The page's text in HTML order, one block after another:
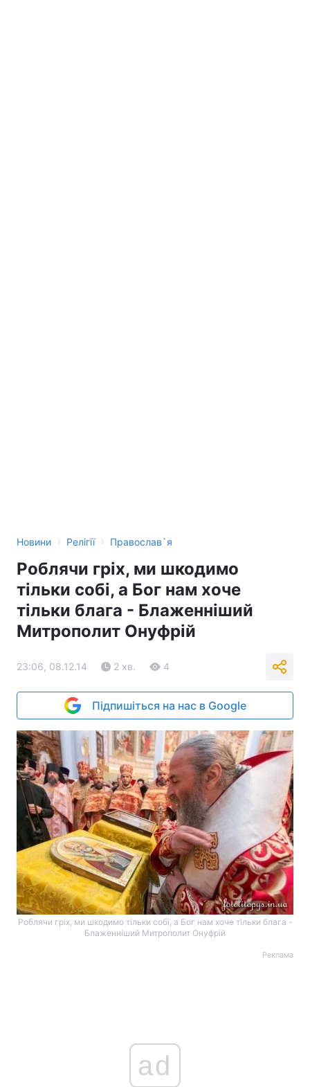
Новини › Релігії › Православ`я
Роблячи гріх, ми шкодимо
тільки собі, а Бог нам хоче
тільки блага - Блаженніший
Митрополит Онуфрій
23:06, 08.12.14 2 хв. 4
Підпишіться на нас в Google
Роблячи гріх, ми шкодимо тільки собі, а Бог нам хоче тільки блага -
Блаженніший Митрополит Онуфрій
Реклама
ad